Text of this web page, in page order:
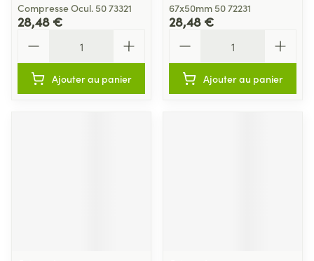
Compresse Ocul. 50 73321
28,48 €
Ajouter au panier
67x50mm 50 72231
28,48 €
Ajouter au panier